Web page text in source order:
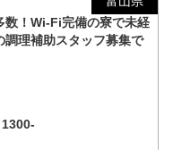
数！Wi-Fi完備の寮で未経
調理補助スタッフ募集で